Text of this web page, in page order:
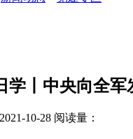
学丨中央向全军
10-28 阅读量：